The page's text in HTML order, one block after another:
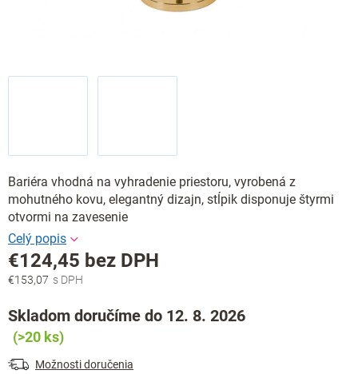
Bariéra vhodná na vyhradenie priestoru, vyrobená z
mohutného kovu, elegantný dizajn, stĺpik disponuje štyrmi
otvormi na zavesenie
€153,07
€124,45 bez DPH
Jednotková
Skladom doručíme do 12. 8. 2026
(>20 ks)
Možnosti doručenia